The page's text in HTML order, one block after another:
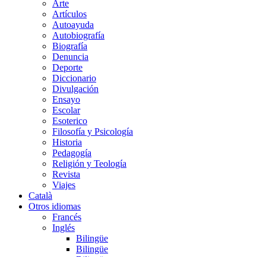
Arte
Artículos
Autoayuda
Autobiografía
Biografía
Denuncia
Deporte
Diccionario
Divulgación
Ensayo
Escolar
Esoterico
Filosofía y Psicología
Historia
Pedagogía
Religión y Teología
Revista
Viajes
Català
Otros idiomas
Francés
Inglés
Bilingüe
Bilingüe